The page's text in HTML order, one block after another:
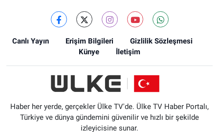
Canlı Yayın Erişim Bilgileri
Gizlilik Sözleşmesi
Künye
İletişim
Haber her yerde, gerçekler Ülke TV'de. Ülke TV Haber Portalı,
Türkiye ve dünya gündemini güvenilir ve hızlı bir şekilde
izleyicisine sunar.